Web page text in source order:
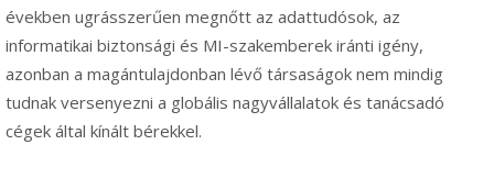
években ugrásszerűen megnőtt az adattudósok, az
informatikai biztonsági és MI-szakemberek iránti igény,
azonban a magántulajdonban lévő társaságok nem mindig
tudnak versenyezni a globális nagyvállalatok és tanácsadó
cégek által kínált bérekkel.